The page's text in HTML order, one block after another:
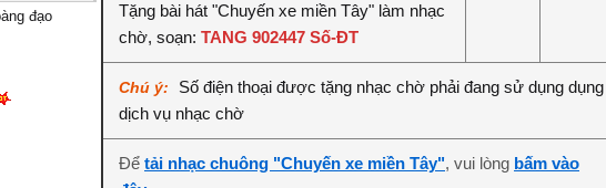
đạo
Tặng bài hát "Chuyến xe miền Tây" làm nhạc
chờ, soạn: TANG 902447 Số-ĐT
Chú ý:
Số điện thoại được tặng nhạc chờ phải đang sử dụng dụng
dịch vụ nhạc chờ
Để tải nhạc chuông "Chuyến xe miền Tây", vui lòng bấm vào